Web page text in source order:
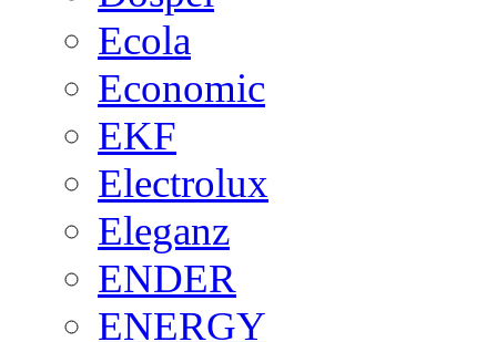
Ecola
Economic
EKF
Electrolux
Eleganz
ENDER
ENERGY